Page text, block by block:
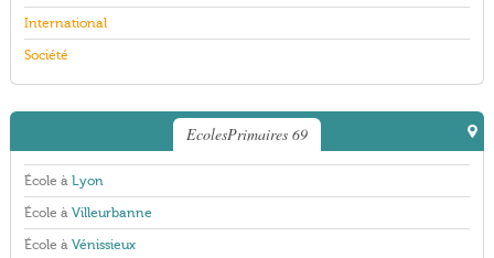
International
Société
EcolesPrimaires 69
École à Lyon
École à Villeurbanne
École à Vénissieux